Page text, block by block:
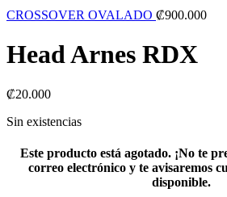
CROSSOVER OVALADO ₡900.000
Head Arnes RDX
₡20.000
Sin existencias
Este producto está agotado. ¡No te
correo electrónico y te avisaremos
disponible.